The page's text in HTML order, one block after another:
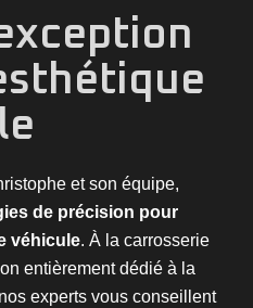
et son équipe,
de précision pour
véhicule. À la carrosserie
entièrement dédié à la
experts vous conseillent